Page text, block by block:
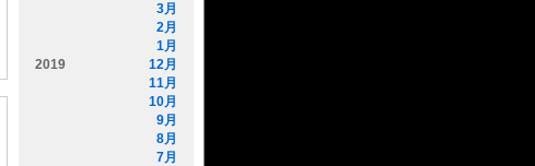
3月
2月
1月
2019
12月
11月
10月
9月
8月
7月